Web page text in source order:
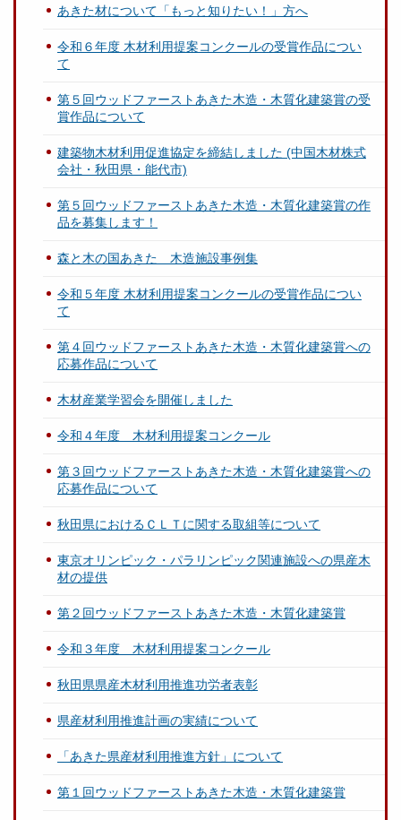
あきた材について「もっと知りたい！」方へ
令和６年度 木材利用提案コンクールの受賞作品につい
て
第５回ウッドファーストあきた木造・木質化建築賞の受
賞作品について
建築物木材利用促進協定を締結しました (中国木材株式
会社・秋田県・能代市)
第５回ウッドファーストあきた木造・木質化建築賞の作
品を募集します！
森と木の国あきた 木造施設事例集
令和５年度 木材利用提案コンクールの受賞作品につい
て
第４回ウッドファーストあきた木造・木質化建築賞への
応募作品について
木材産業学習会を開催しました
令和４年度 木材利用提案コンクール
第３回ウッドファーストあきた木造・木質化建築賞への
応募作品について
秋田県におけるＣＬＴに関する取組等について
東京オリンピック・パラリンピック関連施設への県産木
材の提供
第２回ウッドファーストあきた木造・木質化建築賞
令和３年度 木材利用提案コンクール
秋田県県産木材利用推進功労者表彰
県産材利用推進計画の実績について
「あきた県産材利用推進方針」について
第１回ウッドファーストあきた木造・木質化建築賞